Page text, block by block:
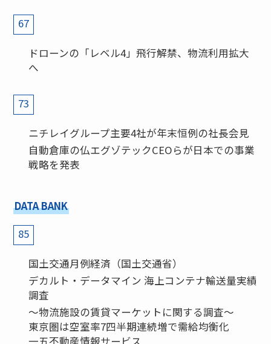
67
ドローンの「レベル4」飛行解禁、物流利用拡大
へ
73
ニチレイグループ主要4社が年末恒例の社長会見
自動倉庫の仏エグゾテックCEOらが日本での事業
戦略を発表
DATA BANK
85
国土交通月例経済（国土交通省）
デカルト・データマイン 海上コンテナ輸送量実績
調査
〜物流施設の賃貸マーケットに関する調査〜
東京圏は空室率7四半期連続増で需給均衡化